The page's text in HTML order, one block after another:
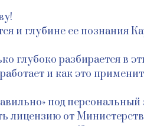
и глубине ее познания
глубоко разбирается в
и как это
под персональный
лицензию от